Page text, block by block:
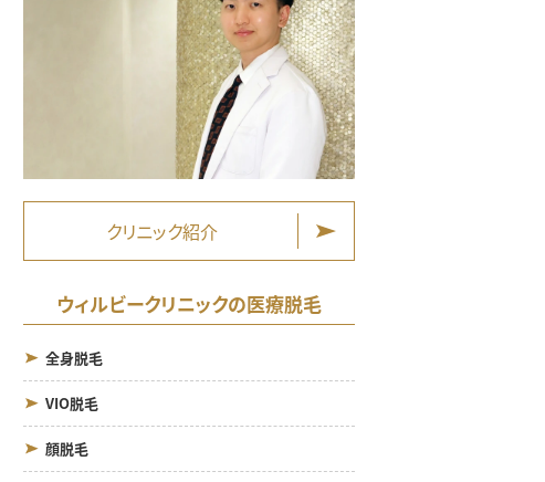
クリニック紹介
ウィルビークリニックの医療脱毛
全身脱毛
VIO脱毛
顔脱毛